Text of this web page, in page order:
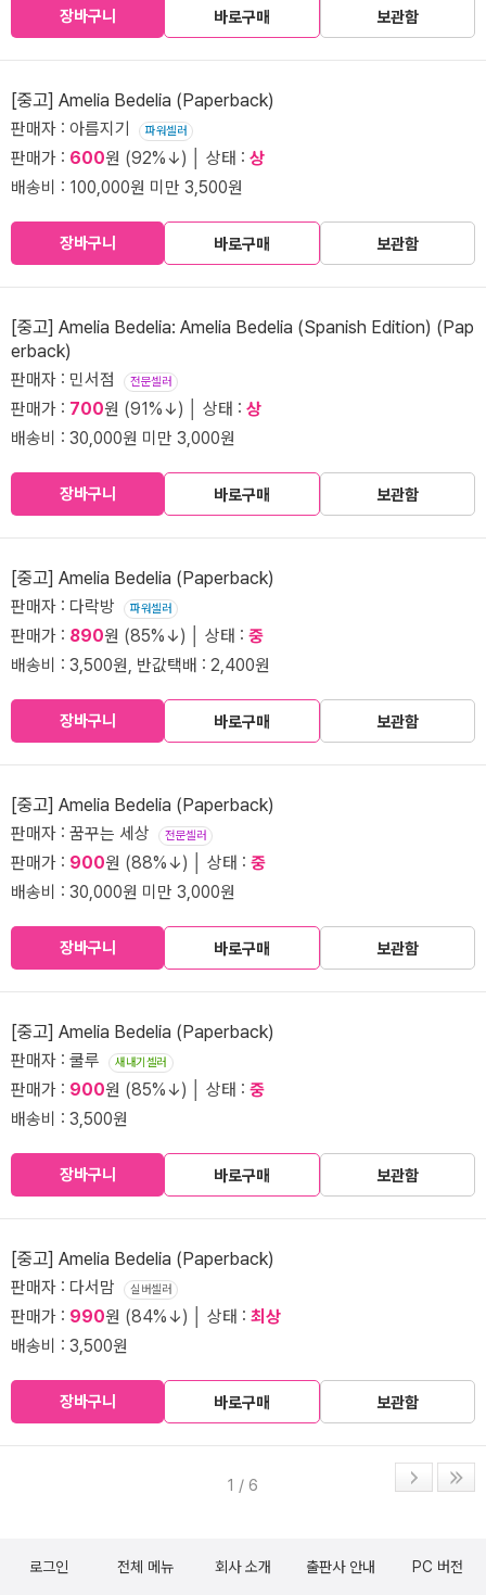
장바구니 바로구매 보관함
[중고] Amelia Bedelia (Paperback)
판매자 : 아름지기 파워셀러
판매가 : 600원 (92%↓) │ 상태 : 상
배송비 : 100,000원 미만 3,500원
장바구니 바로구매 보관함
[중고] Amelia Bedelia: Amelia Bedelia (Spanish Edition) (Pap
erback)
판매자 : 민서점 전문셀러
판매가 : 700원 (91%↓) │ 상태 : 상
배송비 : 30,000원 미만 3,000원
장바구니 바로구매 보관함
[중고] Amelia Bedelia (Paperback)
판매자 : 다락방 파워셀러
판매가 : 890원 (85%↓) │ 상태 : 중
배송비 : 3,500원, 반값택배 : 2,400원
장바구니 바로구매 보관함
[중고] Amelia Bedelia (Paperback)
판매자 : 꿈꾸는 세상 전문셀러
판매가 : 900원 (88%↓) │ 상태 : 중
배송비 : 30,000원 미만 3,000원
장바구니 바로구매 보관함
[중고] Amelia Bedelia (Paperback)
판매자 : 쿨루 새내기셀러
판매가 : 900원 (85%↓) │ 상태 : 중
배송비 : 3,500원
장바구니 바로구매 보관함
[중고] Amelia Bedelia (Paperback)
판매자 : 다서맘 실버셀러
판매가 : 990원 (84%↓) │ 상태 : 최상
배송비 : 3,500원
장바구니 바로구매 보관함
1 / 6
로그인 전체 메뉴 회사 소개 출판사 안내 PC 버전